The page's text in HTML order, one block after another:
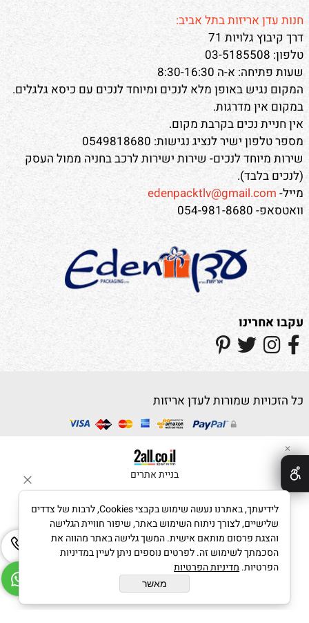
חנות עדן אריזות בתל אביב:
דרך קיבוץ גלויות 71
טלפון: 03-5185508
שעות פתיחה: א-ה 8:30-16:30
המקום נגיש באופן מלא לנכים ומיוחד לנכים עם כיסא גלגלים.
במקום אין מדרגות.
אין חניית נכים בקרבת מקום.
מספר טלפון ישיר לנציג נגישות: 0549818680
שירות מיוחד לנכים- שירות ישירות לרכב בחניה ממול העסק
(לנכים בלבד).
מייל- edenpacktlv@gmail.com
וואטסאפ- 054-981-8680
עקבו אחרינו
כל הזכויות שמורות לעדן אריזות
בניית אתרים
✕
לידיעתך, באתרנו נעשה שימוש בקבצי Cookies, לרבות של צדדים
שלישיים, לצורך ניתוח השימוש באתר, שיפור חוויית הגלישה
והצגת פרסום מותאם אישית. המשך גלישה באתר מהווה את
הסכמתך לשימוש זה. לפרטים נוספים ניתן לעיין במדיניות
הפרטיות. מדיניות הפרטיות
מאשר